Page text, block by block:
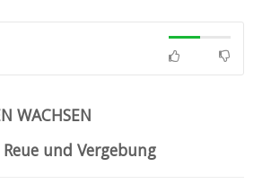
WACHSEN
und Vergebung